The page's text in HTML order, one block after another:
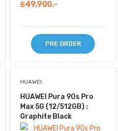
฿49,900.-
PRE ORDER
HUAWEI
HUAWEI Pura 90s Pro
Max 5G (12/512GB) :
Graphite Black